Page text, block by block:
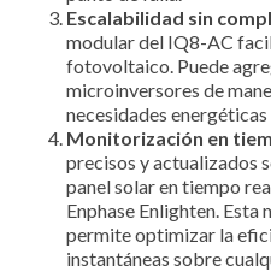
Escalabilidad sin
modular del IQ8-AC
fotovoltaico. Puede
microinversores de
necesidades
Monitorización en
precisos y actualizados
panel solar en tiempo
Enphase Enlighten.
permite optimizar la
instantáneas sobre